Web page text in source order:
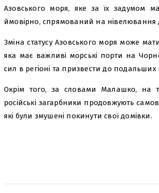
Азовського моря, яке за їх задумом
ймовірно, спрямований на нівелювання
Зміна статусу Азовського моря може
яка має важливі морські порти на
сил в регіоні та призвести до
Окрім того, за словами Малашко, на
російські загарбники продовжують
які були змушені покинути свої домівки.